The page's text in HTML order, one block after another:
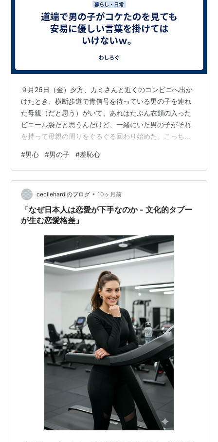
９月26日（金）夕方、カミさんと近くのコンビニへ出か
けたとき、横断歩道で青信号を待っている男の子を連れ
た母親（だと思う）がいて、あれはたぶん衣類の入った
ビニール袋だと思うんだけど、一緒にいた男の子がそれ
を持って母親の周りをぐるぐる回わり始めた。こっちを
てもらったんだ、見せびらかしているつもりだったのか
もしれない。かなり得意げに見えたｗ。ところがその男
の子、信号が青になって周りが一斉に動き出したので慌
ててしまったか、回っていた勢いのまま前のめりに転ん
でしまったのだ。「あっちゃぁ...、コケちゃったよ...」と
思って見ていたら、男の子はしばらく立ち…
#男心 #男の子 #羞恥心
cecilehardiのブログ • 10ヶ月前
「なぜ日本人は恋愛が下手なのか - 文化的タブー
が生む恋愛格差」